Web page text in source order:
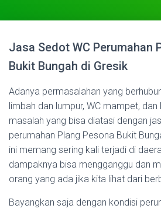
Jasa Sedot WC Perumahan
Bukit Bungah di Gresik
Adanya permasalahan yang
limbah dan lumpur, WC mampet,
masalah yang bisa diatasi dengan
perumahan Plang Pesona Bukit
ini memang sering kali terjadi di
dampaknya bisa mengganggu dan
orang yang ada jika kita lihat dari
Bayangkan saja dengan kondisi